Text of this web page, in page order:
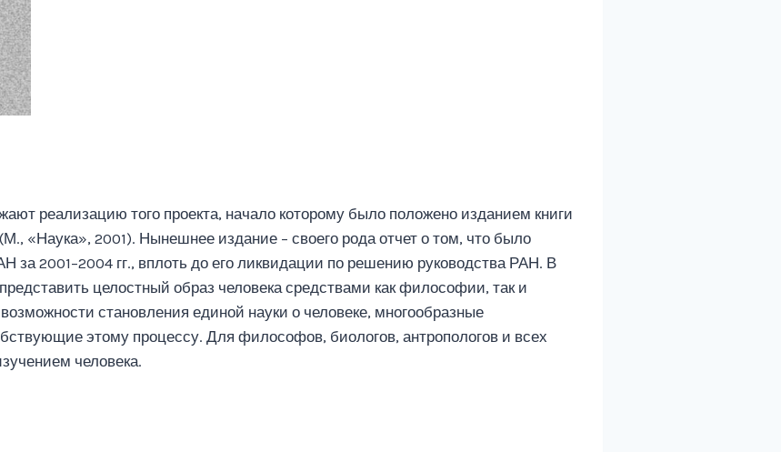
реализацию того проекта, начало которому было положено изданием книги
«Наука», 2001). Нынешнее издание – своего рода отчет о том, что было
за 2001–2004 гг., вплоть до его ликвидации по решению руководства РАН. В
целостный образ человека средствами как философии, так и
становления единой науки о человеке, многообразные
этому процессу. Для философов, биологов, антропологов и всех
человека.